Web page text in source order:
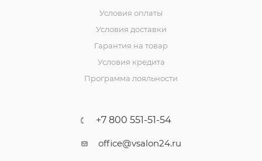
Условия оплаты
Условия доставки
Гарантия на товар
Условия кредита
Программа лояльности
+7 800 551-51-54
office@vsalon24.ru